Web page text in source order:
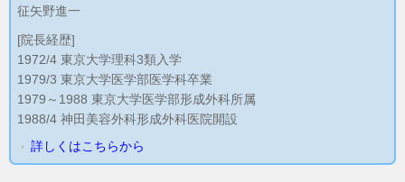
征矢野進一
[院長経歴]
1972/4 東京大学理科3類入学
1979/3 東京大学医学部医学科卒業
1979～1988 東京大学医学部形成外科所属
1988/4 神田美容外科形成外科医院開設
詳しくはこちらから